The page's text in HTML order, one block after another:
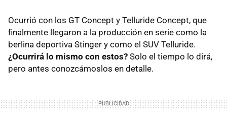
Ocurrió con los GT Concept y Telluride Concept, que
finalmente llegaron a la producción en serie como la
berlina deportiva Stinger y como el SUV Telluride.
¿Ocurrirá lo mismo con estos? Solo el tiempo lo dirá,
pero antes conozcámoslos en detalle.